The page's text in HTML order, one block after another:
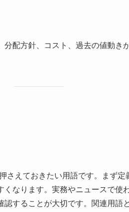
配方針、コスト、過去の値動き
さえておきたい用語です。まず定
なります。実務やニュースで使
することが大切です。関連用語